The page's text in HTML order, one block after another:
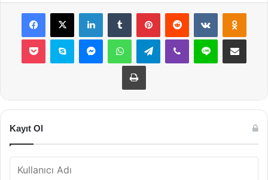
Facebook
X LinkedInTumblr PinterestReddit VKontakte
Pocket Skype MessengerWhatsAppTelegramViber Line E-Posta ile
Yazdır
Kayıt Ol